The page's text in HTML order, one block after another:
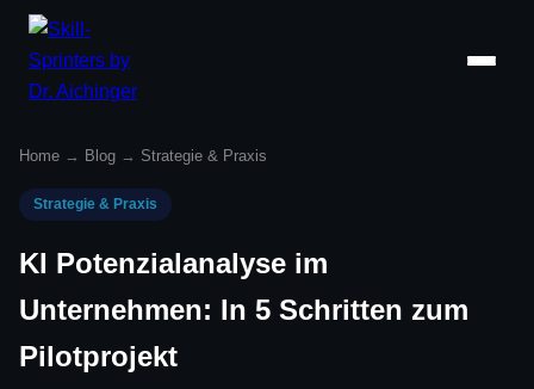
Home → Blog → Strategie & Praxis
Strategie & Praxis
KI Potenzialanalyse im
Unternehmen: In 5 Schritten zum
Pilotprojekt